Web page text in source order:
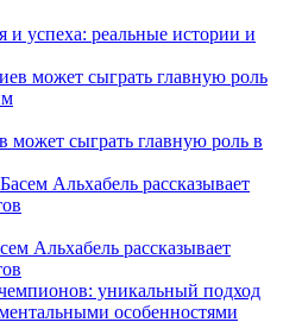
и успеха: реальные истории и
сыграть главную роль в
Альхабель рассказывает